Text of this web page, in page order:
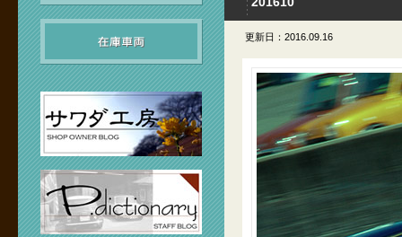
更新日：2016.09.16